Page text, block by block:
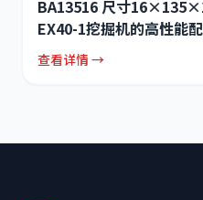
BA13516 尺寸
EX40-1挖掘机的高性能
查看详情 →